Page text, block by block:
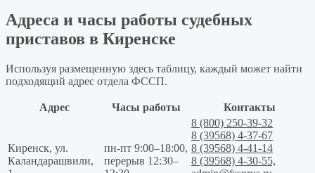
Адреса и часы работы судебных
приставов в Киренске
Используя размещенную здесь таблицу, каждый может найти
подходящий адрес отдела ФССП.
Адрес Часы работы Контакты
Киренск, ул.
Каландарашвили,
пн-пт 9:00–18:00,
перерыв 12:30–
8 (800) 250-39-32
8 (39568) 4-37-67
8 (39568) 4-41-14
8 (39568) 4-30-55,